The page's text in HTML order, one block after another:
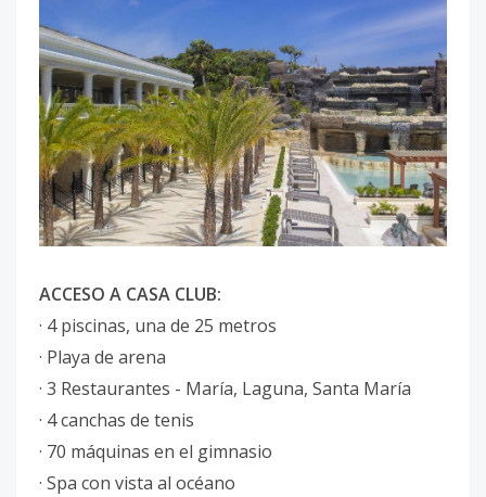
ACCESO A CASA CLUB:
· 4 piscinas, una de 25 metros
· Playa de arena
· 3 Restaurantes - María, Laguna, Santa María
· 4 canchas de tenis
· 70 máquinas en el gimnasio
· Spa con vista al océano